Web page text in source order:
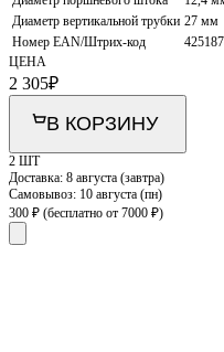
Диаметр вертикальной трубки 27 мм
Номер EAN/Штрих-код
ЦЕНА
2 305₽
В КОРЗИНУ
2 ШТ
Доставка: 8 августа (завтра)
Самовывоз: 10 августа (пн)
300 ₽ (бесплатно от 7000 ₽)